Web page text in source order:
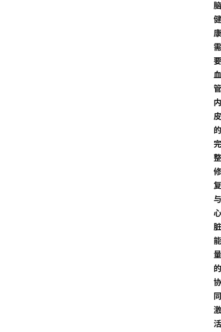
脑
健
康
需
要
血
管
内
皮
的
完
整
修
复
与
心
脏
能
量
的
协
同
激
活